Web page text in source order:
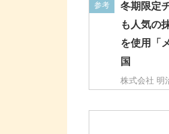
参考
冬期限定
も人気の
を使用「
国
株式会社 明